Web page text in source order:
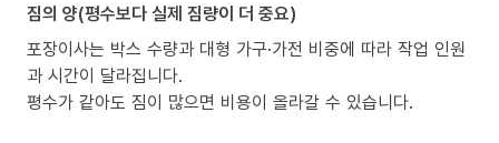
짐의 양(평수보다 실제 짐량이 더 중요)
포장이사는 박스 수량과 대형 가구·가전 비중에 따라 작업 인원
과 시간이 달라집니다.
평수가 같아도 짐이 많으면 비용이 올라갈 수 있습니다.